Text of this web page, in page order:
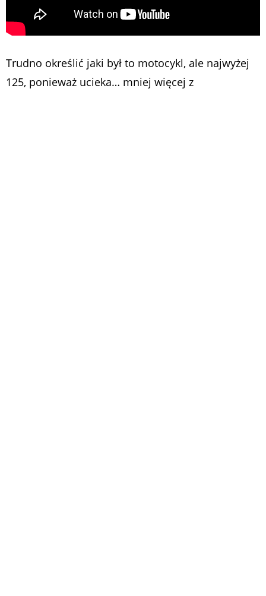
Trudno określić jaki był to motocykl, ale najwyżej
125, ponieważ ucieka… mniej więcej z